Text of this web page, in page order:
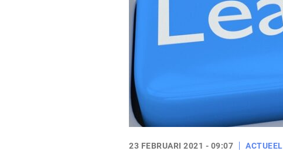
23 FEBRUARI 2021 - 09:07 ACTUEEL